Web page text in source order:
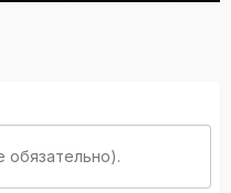
обязательно).